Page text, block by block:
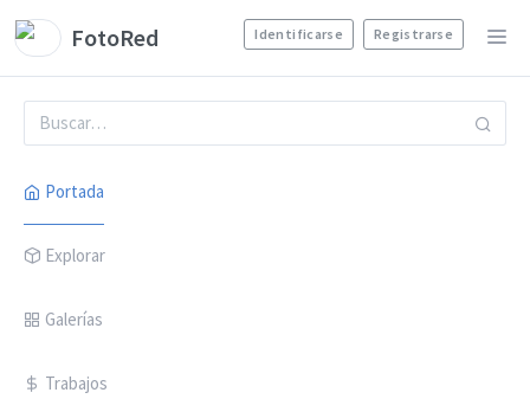
FotoRed Identificarse Registrarse
Portada
Explorar
Galerías
Trabajos